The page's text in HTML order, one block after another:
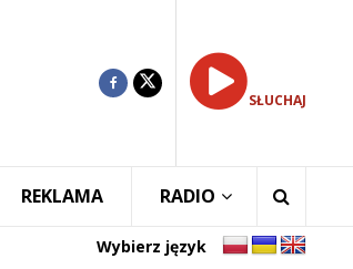
SŁUCHAJ
REKLAMA RADIO
Wybierz język